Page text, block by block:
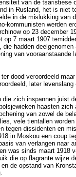
van de
Rusland, het is
in de mislukking
werden
op 23 december
7 maart 1907
hadden
van
dood veroordeeld
later levenslang
zich inspannen
haasten
van zowel de
vele tientallen
dissidenten en
in Moskou een coup
van verlangen naar
sinds maart
die op flagrante
de opstand van